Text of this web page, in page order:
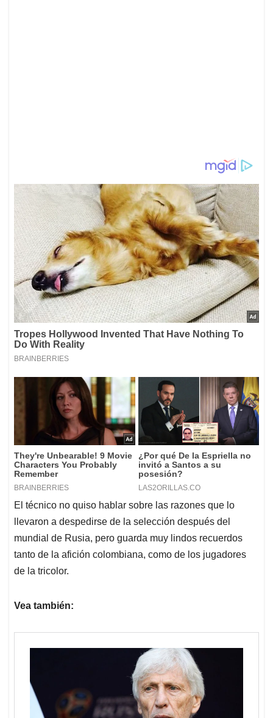
El técnico no quiso hablar sobre las razones que lo
llevaron a despedirse de la selección después del
mundial de Rusia, pero guarda muy lindos recuerdos
tanto de la afición colombiana, como de los jugadores
de la tricolor.
Vea también: